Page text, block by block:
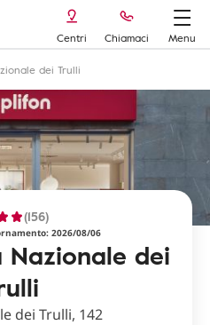
Centri Chiamaci
Menu
dei Trulli
dei
(156)
2026/08/06
dei Trulli, 142